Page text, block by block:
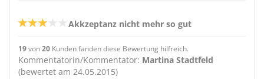
Akkzeptanz nicht mehr so gut
19von20 Kunden fanden diese Bewertung hilfreich.
Kommentatorin/Kommentator: Martina Stadtfeld
(bewertet am 24.05.2015)